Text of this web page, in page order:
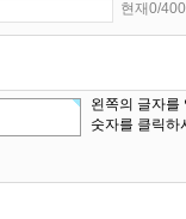
현재0/
왼쪽의 글자를
숫자를 클릭하